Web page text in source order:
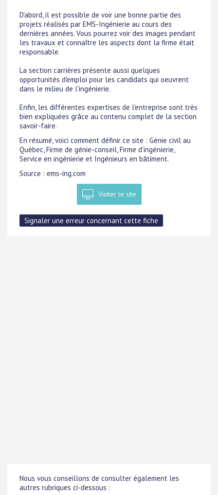
D'abord, il est possible de voir une bonne partie des
projets réalisés par EMS-Ingénierie au cours des
dernières années. Vous pourrez voir des images pendant
les travaux et connaître les aspects dont la firme était
responsable.
La section carrières présente aussi quelques
opportunités d'emploi pour les candidats qui oeuvrent
dans le milieu de l'ingénierie.
Enfin, les différentes expertises de l'entreprise sont très
bien expliquées grâce au contenu complet de la section
savoir-faire.
En résumé, voici comment définir ce site : Génie civil au
Québec, Firme de génie-conseil, Firme d'ingénierie,
Service en ingénierie et Ingénieurs en bâtiment.
Source : ems-ing.com
Visiter le site
Nous vous conseillons de consulter également les
autres rubriques ci-dessous :